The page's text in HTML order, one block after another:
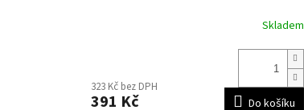
Skladem
323 Kč bez DPH
391 Kč Do košíku